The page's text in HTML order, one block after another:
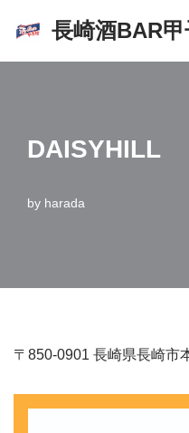
長崎酒BAR甲
DAISYHILL
by harada
〒850-0901 長崎県長崎市